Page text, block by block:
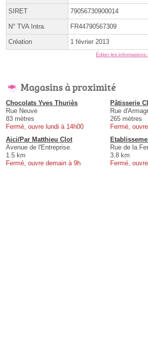
SIRET 79056730900014
N° TVA Intra. FR44790567309
Création 1 février 2013
Éditer les
Magasins à proximité
Chocolats Yves Thuriès
Rue Neuve
83 mètres
Fermé, ouvre lundi à 14h00
Pâtisserie
Rue
265 mètres
Fermé,
Aici/Par Matthieu Clot
Avenue de l'Entreprise.
1.5 km
Fermé, ouvre demain à 9h
Rue de la
3.8 km
Fermé,